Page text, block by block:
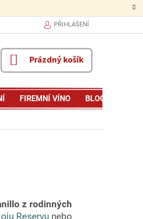
PŘIHLÁŠENÍ
NÁKUPNÍ
KOŠÍK
Prázdný košík
FIREMNÍ VÍNO BLOG
z rodinných
Reservu nebo